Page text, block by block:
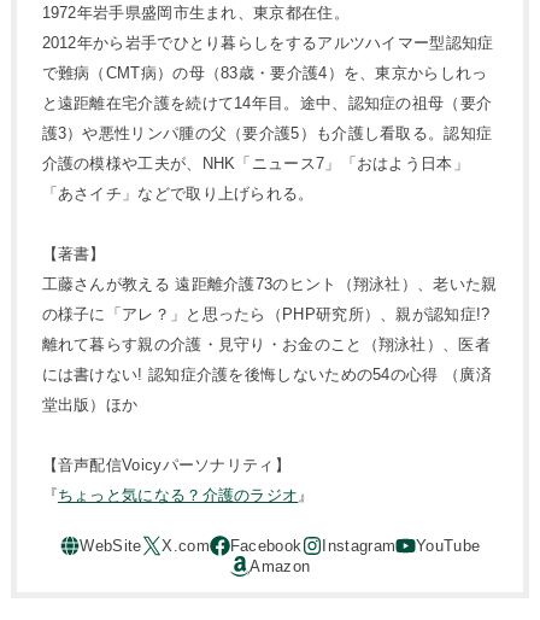
1972年岩手県盛岡市生まれ、東京都在住。
2012年から岩手でひとり暮らしをするアルツハイマー型認知症
で難病（CMT病）の母（83歳・要介護4）を、東京からしれっ
と遠距離在宅介護を続けて14年目。途中、認知症の祖母（要介
護3）や悪性リンパ腫の父（要介護5）も介護し看取る。認知症
介護の模様や工夫が、NHK「ニュース7」「おはよう日本」
「あさイチ」などで取り上げられる。
【著書】
工藤さんが教える 遠距離介護73のヒント（翔泳社）、老いた親
の様子に「アレ？」と思ったら（PHP研究所）、親が認知症!?
離れて暮らす親の介護・見守り・お金のこと（翔泳社）、医者
には書けない! 認知症介護を後悔しないための54の心得 （廣済
堂出版）ほか
【音声配信Voicyパーソナリティ】
『ちょっと気になる？介護のラジオ』